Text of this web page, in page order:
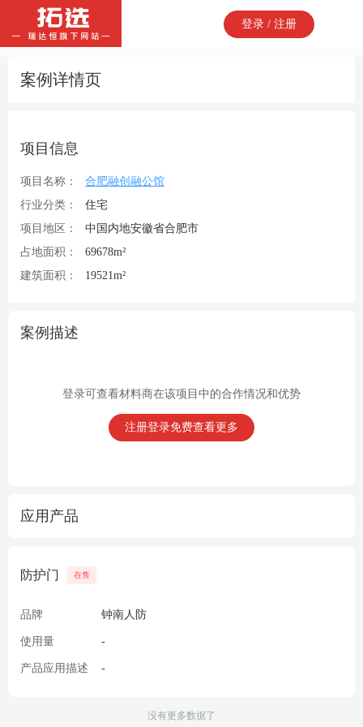
登录 / 注册
案例详情页
项目信息
项目名称：
合肥融创融公馆
行业分类：
住宅
项目地区：
中国内地安徽省合肥市
占地面积：
69678m²
建筑面积：
19521m²
案例描述
登录可查看材料商在该项目中的合作情况和优势
注册登录免费查看更多
应用产品
防护门 在售
品牌 钟南人防
使用量 -
产品应用描述 -
没有更多数据了